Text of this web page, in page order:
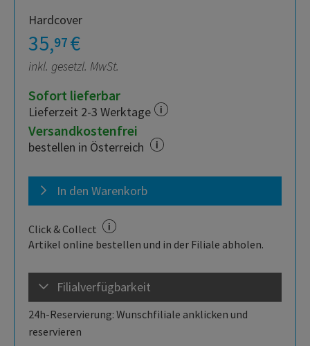
Hardcover
35,97 €
inkl. gesetzl. MwSt.
Sofort lieferbar
Lieferzeit 2-3 Werktage
Versandkostenfrei
bestellen in Österreich
In den Warenkorb
Click & Collect
Artikel online bestellen und in der Filiale abholen.
Filialverfügbarkeit
24h-Reservierung: Wunschfiliale anklicken und
reservieren